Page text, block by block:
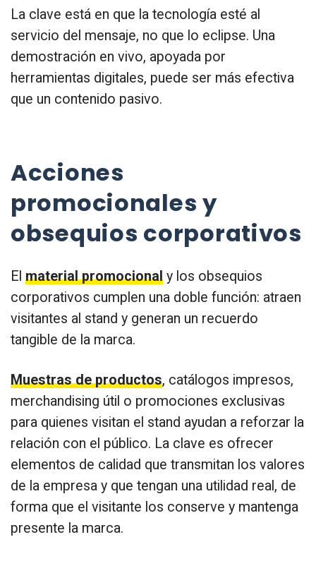
La clave está en que la tecnología esté al
servicio del mensaje, no que lo eclipse. Una
demostración en vivo, apoyada por
herramientas digitales, puede ser más efectiva
que un contenido pasivo.
Acciones
promocionales y
obsequios corporativos
El material promocional y los obsequios
corporativos cumplen una doble función: atraen
visitantes al stand y generan un recuerdo
tangible de la marca.
Muestras de productos, catálogos impresos,
merchandising útil o promociones exclusivas
para quienes visitan el stand ayudan a reforzar la
relación con el público. La clave es ofrecer
elementos de calidad que transmitan los valores
de la empresa y que tengan una utilidad real, de
forma que el visitante los conserve y mantenga
presente la marca.